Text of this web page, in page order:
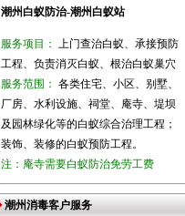
潮州白蚁防治-潮州白蚁站
服务项目： 上门查治白蚁、承接预防
工程、负责消灭白蚁、根治白蚁巢穴
服务范围： 各类住宅、小区、别墅、
厂房、水利设施、祠堂、庵寺、堤坝
及园林绿化等的白蚁综合治理工程；
装饰、装修的白蚁预防工程。
注：庵寺需要白蚁防治免劳工费
潮州消毒客户服务